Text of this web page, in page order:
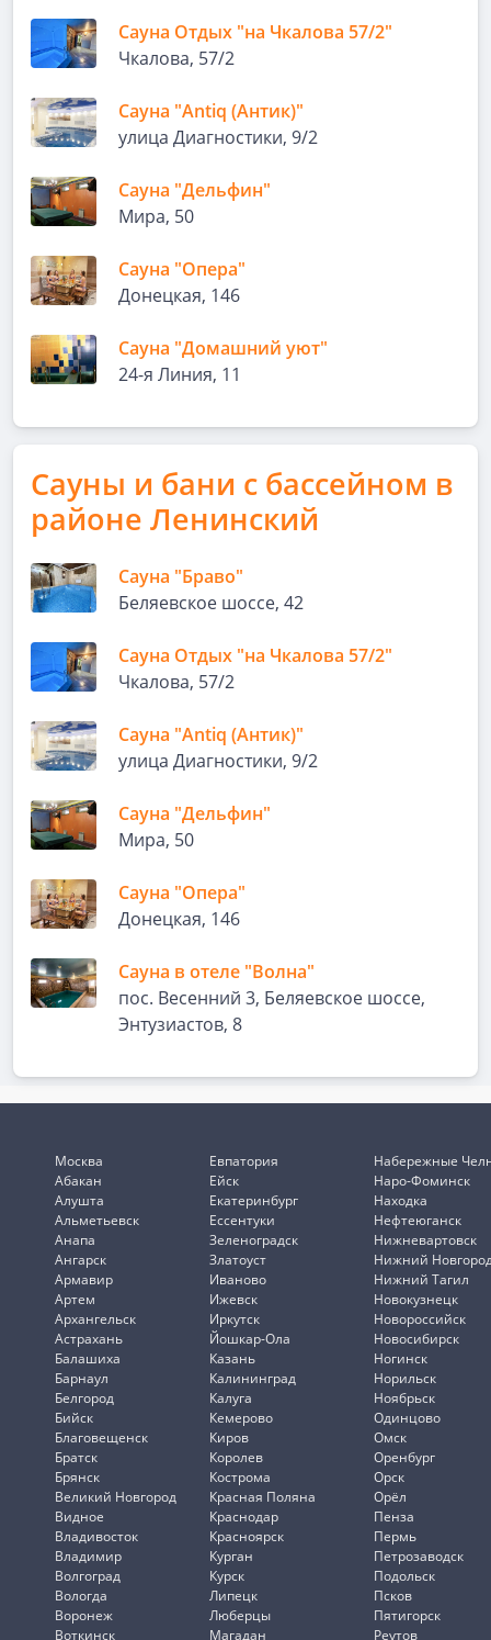
Сауна Отдых "на Чкалова 57/2"
Чкалова, 57/2
Сауна "Antiq (Антик)"
улица Диагностики, 9/2
Сауна "Дельфин"
Мира, 50
Сауна "Опера"
Донецкая, 146
Сауна "Домашний уют"
24-я Линия, 11
Сауны и бани с бассейном в
районе Ленинский
Сауна "Браво"
Беляевское шоссе, 42
Сауна Отдых "на Чкалова 57/2"
Чкалова, 57/2
Сауна "Antiq (Антик)"
улица Диагностики, 9/2
Сауна "Дельфин"
Мира, 50
Сауна "Опера"
Донецкая, 146
Сауна в отеле "Волна"
пос. Весенний 3, Беляевское шоссе,
Энтузиастов, 8
Москва
Абакан
Алушта
Альметьевск
Анапа
Ангарск
Армавир
Артем
Архангельск
Астрахань
Балашиха
Барнаул
Белгород
Бийск
Благовещенск
Братск
Брянск
Великий Новгород
Видное
Владивосток
Владимир
Волгоград
Вологда
Воронеж
Воткинск
Евпатория
Ейск
Екатеринбург
Ессентуки
Зеленоградск
Златоуст
Иваново
Ижевск
Иркутск
Йошкар-Ола
Казань
Калининград
Калуга
Кемерово
Киров
Королев
Кострома
Красная Поляна
Краснодар
Красноярск
Курган
Курск
Липецк
Люберцы
Магадан
Набережные
Наро-Фоминск
Находка
Нефтеюганск
Нижневартовск
Нижний
Нижний Тагил
Новокузнецк
Новороссийск
Новосибирск
Ногинск
Норильск
Ноябрьск
Одинцово
Омск
Оренбург
Орск
Орёл
Пенза
Пермь
Петрозаводск
Подольск
Псков
Пятигорск
Реутов